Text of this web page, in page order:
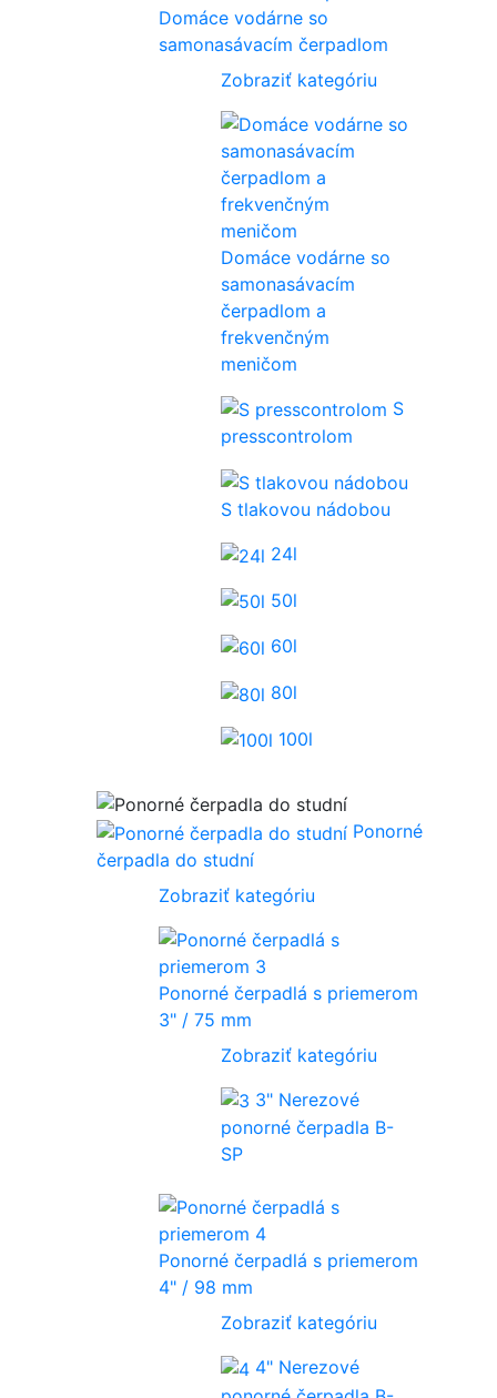
Domáce vodárne so
samonasávacím čerpadlom
Zobraziť kategóriu
Domáce vodárne so
samonasávacím
čerpadlom a
frekvenčným
meničom
S
presscontrolom
S tlakovou nádobou
24l
50l
60l
80l
100l
Ponorné
čerpadla do studní
Zobraziť kategóriu
Ponorné čerpadlá s priemerom
3" / 75 mm
Zobraziť kategóriu
3" Nerezové
ponorné čerpadla B-
SP
Ponorné čerpadlá s priemerom
4" / 98 mm
Zobraziť kategóriu
4" Nerezové